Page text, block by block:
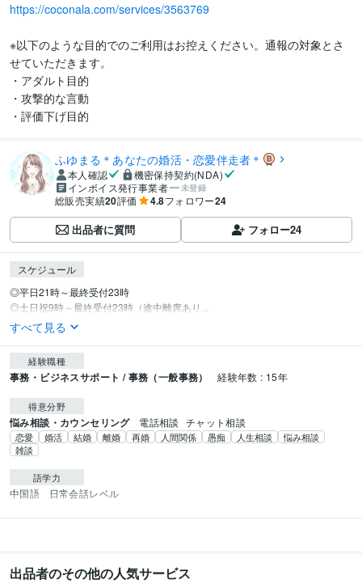
https://coconala.com/services/3563769
※以下のような目的でのご利用はお控えください。通報の対象とさ
せていただきます。
・アダルト目的
・攻撃的な言動
・評価下げ目的
ふゆまる＊あなたの婚活・恋愛伴走者＊
本人確認
機密保持契約(NDA)
インボイス発行事業者
未登録
総販売実績20評価 4.8フォロワー24
出品者に質問 フォロー24
スケジュール
◎平日21時～最終受付23時
◎土日祝9時～最終受付23時（途中離席あり...
すべて見る
経験職種
事務・ビジネスサポート / 事務（一般事務） 経験年数 : 15年
得意分野
悩み相談・カウンセリング 電話相談 チャット相談
恋愛 婚活 結婚 離婚 再婚 人間関係 愚痴 人生相談
悩み相談
雑談
語学力
中国語 日常会話レベル
出品者のその他の人気サービス